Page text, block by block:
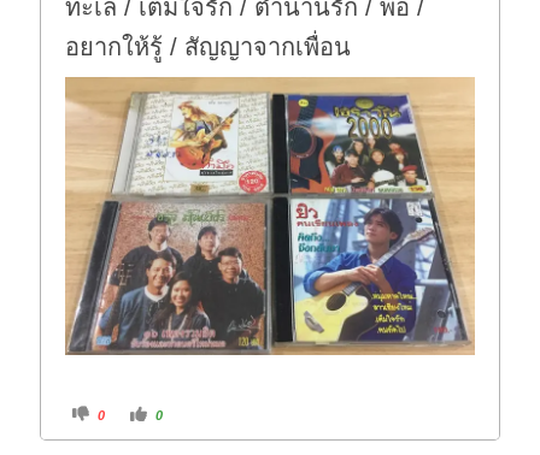
ทะเล / เต็มใจรัก / ตำนานรัก / พ่อ /
อยากให้รู้ / สัญญาจากเพื่อน
C
i
0
C
i
0